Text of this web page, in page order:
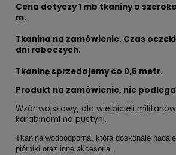
Cena dotyczy 1 mb tkaniny o
m.
Tkanina na zamówienie. Czas
dni roboczych.
Tkaninę sprzedajemy co 0,5 metr.
Produkt na zamówienie, nie
Wzór wojskowy, dla wielbicieli
karabinami na pustyni.
Tkanina wodoodporna, która doskonale
piórniki oraz inne akcesoria.